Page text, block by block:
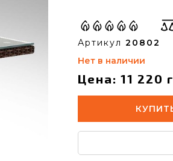
Артикул 20802
Нет в наличии
Цена: 11 220